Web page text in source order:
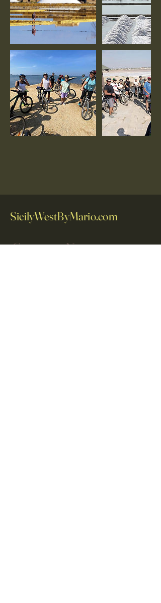
SicilyWestByMario.com
Contact us Now